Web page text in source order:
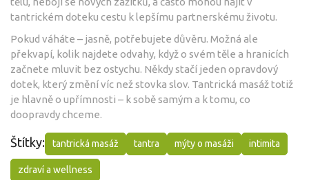
tantrickém doteku cestu k lepšímu partnerskému životu.
Pokud váháte – jasně, potřebujete důvěru. Možná ale
překvapí, kolik najdete odvahy, když o svém těle a hranicích
začnete mluvit bez ostychu. Někdy stačí jeden opravdový
dotek, který změní víc než stovka slov. Tantrická masáž totiž
je hlavně o upřímnosti – k sobě samým a k tomu, co
doopravdy chceme.
Štítky: tantrická masáž tantra mýty o masáži intimita
zdraví a wellness